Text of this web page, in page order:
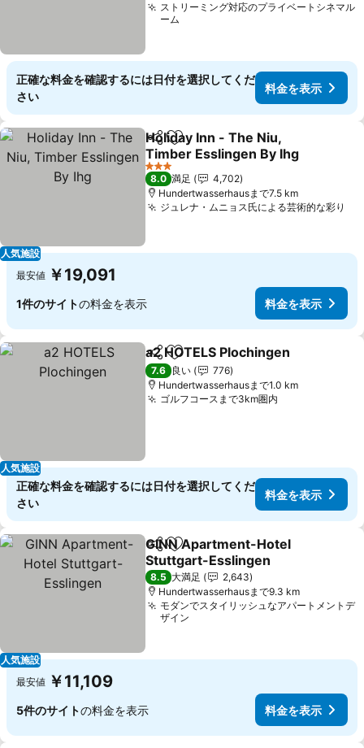
ストリーミング対応のプライベートシネマル
ーム
正確な料金を確認するには日付を選択してくだ
さい
料金を表示
人気施設
シェアお気に入りに追加
Holiday Inn - The Niu,
Timber Esslingen By Ihg
料金を表示
3 ホテルのランク
8.0 満足
4,702
Hundertwasserhausまで7.5 km
ジュレナ・ムニョス氏による芸術的な彩り
最安値 ￥19,091
1件のサイトの料金を表示 料金を表示
人気施設
シェアお気に入りに追加
a2 HOTELS Plochingen
7.6 良い
776
Hundertwasserhausまで1.0 km
ゴルフコースまで3km圏内
正確な料金を確認するには日付を選択してくだ
さい
料金を表示
人気施設
シェアお気に入りに追加
GINN Apartment-Hotel
Stuttgart-Esslingen
料金を表示
8.5 大満足
2,643
Hundertwasserhausまで9.3 km
モダンでスタイリッシュなアパートメントデ
ザイン
最安値 ￥11,109
5件のサイトの料金を表示 料金を表示